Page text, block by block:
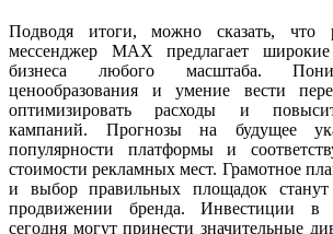
Подводя итоги, можно сказать,
мессенджер MAX предлагает
бизнеса любого масштаба.
ценообразования и умение вести
оптимизировать расходы и
кампаний. Прогнозы на будущее
популярности платформы и
стоимости рекламных мест. Грамотное
и выбор правильных площадок
продвижении бренда. Инвестиции в
сегодня могут принести значительные